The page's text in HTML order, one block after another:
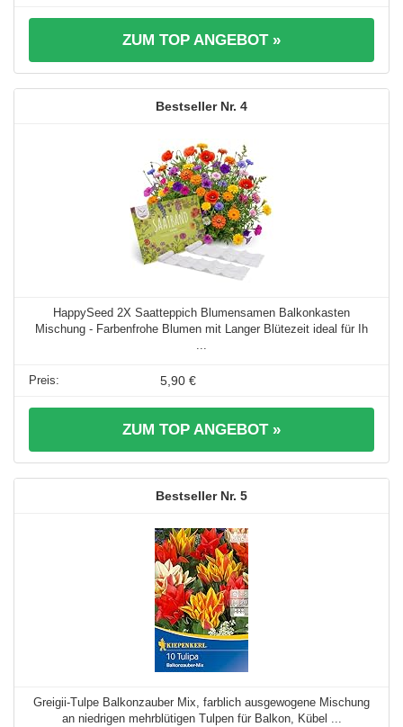
ZUM TOP ANGEBOT »
4
HappySeed 2X Saatteppich Blumensamen Balkonkasten
Mischung - Farbenfrohe Blumen mit Langer Blütezeit ideal für Ih
...
5,90 €
ZUM TOP ANGEBOT »
5
Greigii-Tulpe Balkonzauber Mix, farblich ausgewogene Mischung
an niedrigen mehrblütigen Tulpen für Balkon, Kübel ...